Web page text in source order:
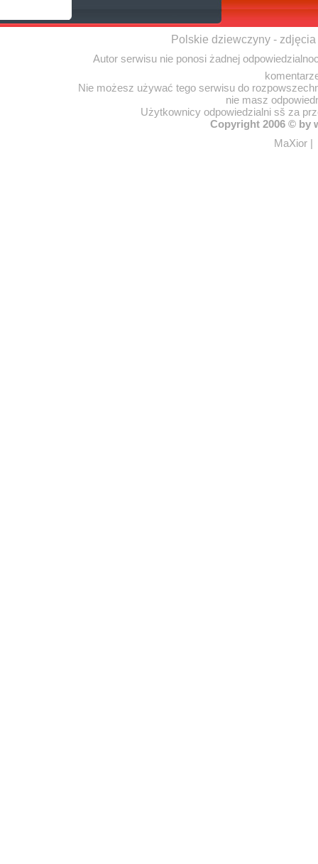
Polskie dziewczyny -
Autor serwisu nie ponosi żadnej
Nie możesz używać tego serwisu do
nie masz
Użytkownicy odpowiedzialni sš za
Copyright 2006 © by
MaXior |